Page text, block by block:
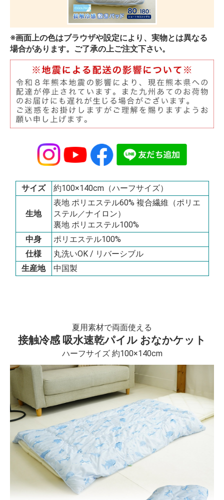
※画面上の色はブラウザや設定により、実物とは異なる
場合があります。ご了承の上ご注文下さい。
サイズ 約100×140cm（ハーフサイズ）
生地
表地 ポリエステル60% 複合繊維（ポリエ
ステル／ナイロン）
裏地 ポリエステル100%
中身
ポリエステル100%
仕様
丸洗いOK / リバーシブル
生産地
中国製
夏用素材で両面使える
接触冷感 吸水速乾パイル おなかケット
ハーフサイズ 約100×140cm